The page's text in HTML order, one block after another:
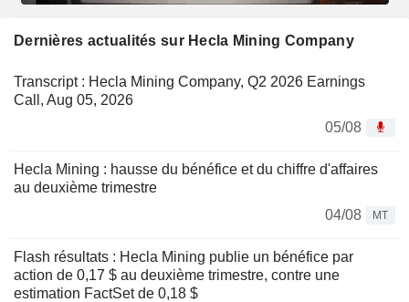
Dernières actualités sur Hecla Mining Company
Transcript : Hecla Mining Company, Q2 2026 Earnings
Call, Aug 05, 2026
05/08
Hecla Mining : hausse du bénéfice et du chiffre d'affaires
au deuxième trimestre
04/08
MT
Flash résultats : Hecla Mining publie un bénéfice par
action de 0,17 $ au deuxième trimestre, contre une
estimation FactSet de 0,18 $